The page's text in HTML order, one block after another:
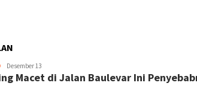
Penulis
Website
Desember 13
Macet di Jalan Baulevar Ini